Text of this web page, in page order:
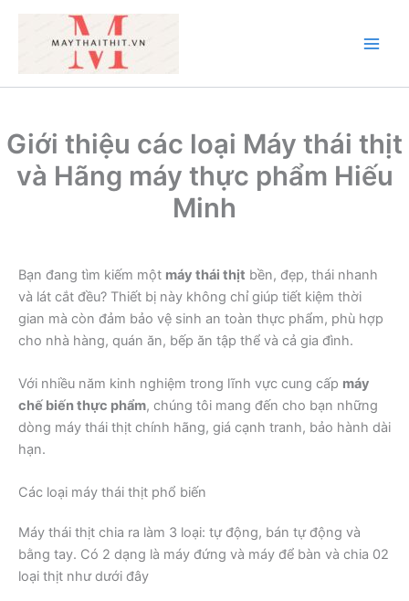
dung
Giới thiệu các loại Máy thái thịt
và Hãng máy thực phẩm Hiếu
Minh
Bạn đang tìm kiếm một máy thái thịt bền, đẹp, thái nhanh
và lát cắt đều? Thiết bị này không chỉ giúp tiết kiệm thời
gian mà còn đảm bảo vệ sinh an toàn thực phẩm, phù hợp
cho nhà hàng, quán ăn, bếp ăn tập thể và cả gia đình.
Với nhiều năm kinh nghiệm trong lĩnh vực cung cấp máy
chế biến thực phẩm, chúng tôi mang đến cho bạn những
dòng máy thái thịt chính hãng, giá cạnh tranh, bảo hành dài
hạn.
Các loại máy thái thịt phổ biến
Máy thái thịt chia ra làm 3 loại: tự động, bán tự động và
bằng tay. Có 2 dạng là máy đứng và máy để bàn và chia 02
loại thịt như dưới đây